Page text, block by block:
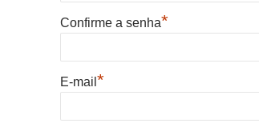
Confirme a senha*
E-mail *